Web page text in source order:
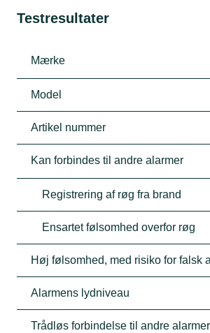
Testresultater
Mærke
Model
Artikel nummer
Kan forbindes til andre alarmer
Registrering af røg fra brand
Ensartet følsomhed overfor røg
Høj følsomhed, med risiko for falsk
Alarmens lydniveau
Trådløs forbindelse til andre alarmer